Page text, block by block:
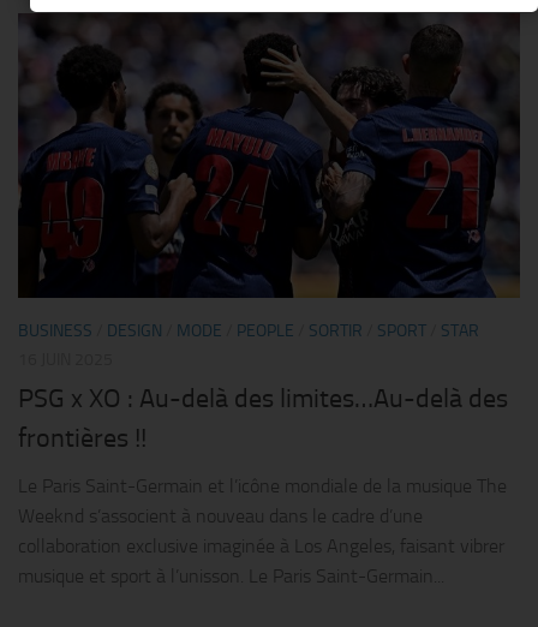
BUSINESS DESIGN MODE PEOPLE SORTIR SPORT
STAR
PSG x XO : Au-delà des limites…Au-delà des
frontières !!
Le Paris Saint-Germain et l’icône mondiale de la musique The
Weeknd s’associent à nouveau dans le cadre d’une
collaboration exclusive imaginée à Los Angeles, faisant vibrer
musique et sport à l’unisson. Le Paris Saint-Germain...